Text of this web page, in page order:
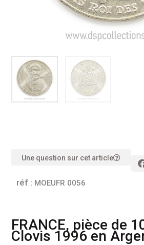
Une question sur cet article
réf : MOEUFR 0056
FRANCE, pièce de
Clovis 1996 en